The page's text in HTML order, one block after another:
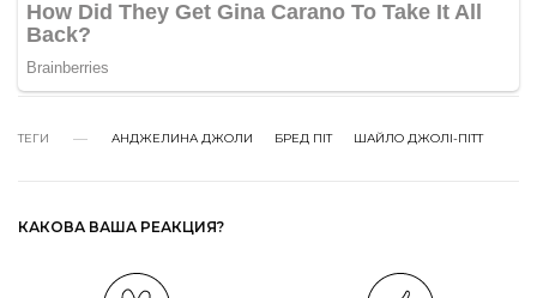
ТЕГИ АНДЖЕЛИНА ДЖОЛИ БРЕД ПІТ ШАЙЛО ДЖОЛІ-ПІТТ
КАКОВА ВАША РЕАКЦИЯ?